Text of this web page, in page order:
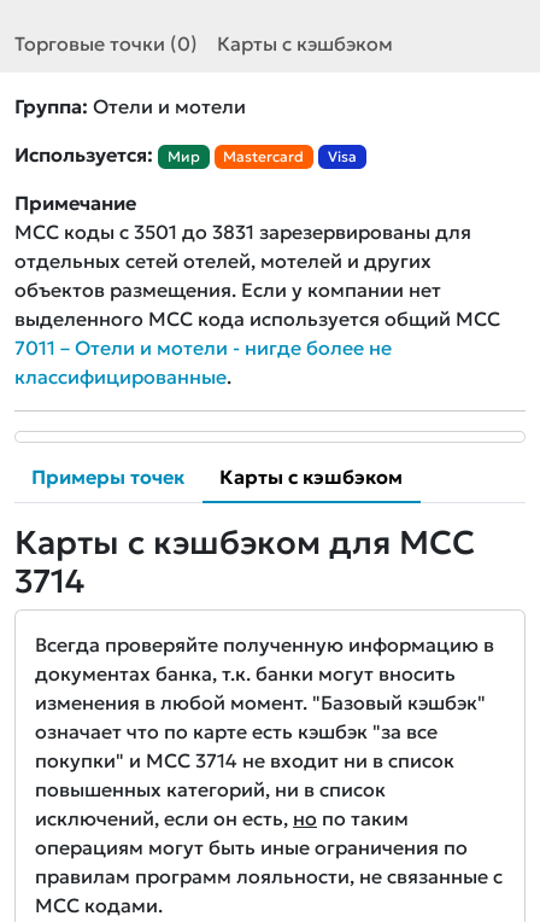
Торговые точки (0) Карты с кэшбэком
Группа: Отели и мотели
Используется:
Мир Mastercard Visa
Примечание
MCC коды с 3501 до 3831 зарезервированы для
отдельных сетей отелей, мотелей и других
объектов размещения. Если у компании нет
выделенного MCC кода используется общий MCC
7011 – Отели и мотели - нигде более не
классифицированные.
Примеры точек Карты с кэшбэком
Карты с кэшбэком для MCC
3714
Всегда проверяйте полученную информацию в
документах банка, т.к. банки могут вносить
изменения в любой момент. "Базовый кэшбэк"
означает что по карте есть кэшбэк "за все
покупки" и MCC 3714 не входит ни в список
повышенных категорий, ни в список
исключений, если он есть, но по таким
операциям могут быть иные ограничения по
правилам программ лояльности, не связанные с
MCC кодами.